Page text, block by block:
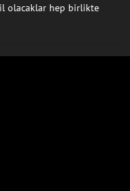
olacaklar hep birlikte